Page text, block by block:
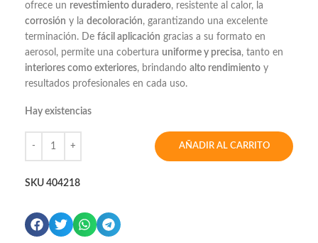
ofrece un revestimiento duradero, resistente al calor, la
corrosión y la decoloración, garantizando una excelente
terminación. De fácil aplicación gracias a su formato en
aerosol, permite una cobertura uniforme y precisa, tanto en
interiores como exteriores, brindando alto rendimiento y
resultados profesionales en cada uso.
Hay existencias
AÑADIR AL CARRITO
SKU 404218